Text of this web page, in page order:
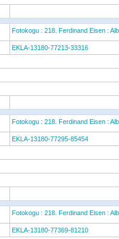
Fotokogu : 218. Ferdinand Eisen : Alb.
EKLA-13180-77213-33316
Fotokogu : 218. Ferdinand Eisen : Alb.
EKLA-13180-77295-85454
Fotokogu : 218. Ferdinand Eisen : Alb.
EKLA-13180-77369-81210